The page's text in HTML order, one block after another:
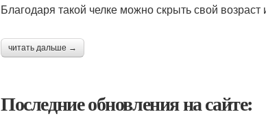
Благодаря такой челке можно скрыть свой
читать дальше →
Последние обновления на сайте: